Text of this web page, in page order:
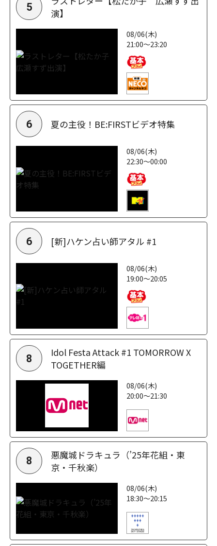
5
演】
08/06(木)
21:00～23:20
6 夏の主役！BE:FIRSTビデオ特集
08/06(木)
22:30～00:00
6 [新]ハケン占い師アタル #1
08/06(木)
19:00～20:05
8
Idol Festa Attack #1 TOMORROW X
TOGETHER編
08/06(木)
20:00～21:30
8
悪魔城ドラキュラ（’25年花組・東
京・千秋楽）
08/06(木)
18:30～20:15